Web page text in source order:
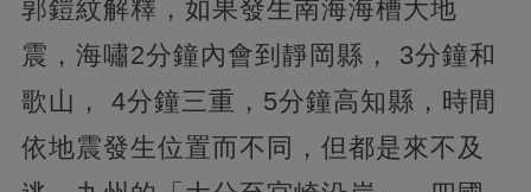
郭鎧紋解釋，如果發生南海海槽大地
震，海嘯2分鐘內會到靜岡縣， 3分鐘和
歌山， 4分鐘三重，5分鐘高知縣，時間
依地震發生位置而不同，但都是來不及